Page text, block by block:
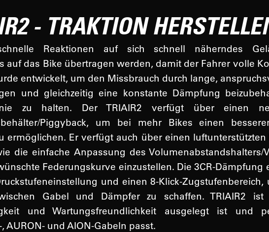
- TRAKTION
Reaktionen auf sich schnell näherndes
auf das Bike übertragen werden, damit der Fahrer volle
entwickelt, um den Missbrauch durch lange,
und gleichzeitig eine konstante Dämpfung
zu halten. Der TRIAIR2 verfügt über einen
Piggyback, um bei mehr Bikes einen
ermöglichen. Er verfügt auch über einen luftunterstützten
die einfache Anpassung des Volumenabstandshalters/
Federungskurve einzustellen. Die 3CR-Dämpfung
und einen 8-Klick-Zugstufenbereich,
Gabel und Dämpfer zu schaffen. TRIAIR2
und Wartungsfreundlichkeit ausgelegt ist und
AURON- und AION-Gabeln passt.